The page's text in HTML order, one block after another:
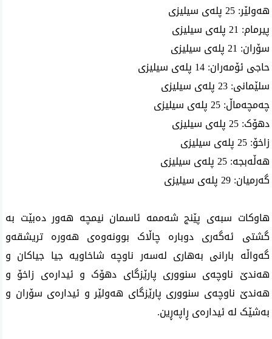
هەولێر: 25 پلەی سیلیزی
پیرمام: 21 پلەی سیلیزی
سۆران: 21 پلەی سیلیزی
حاجی ئۆمەران: 14 پلەی سیلیزی
سلێمانی: 23 پلەی سیلیزی
چەمچەماڵ: 25 پلەی سیلیزی
دهۆک: 25 پلەی سیلیزی
زاخۆ: 25 پلەی سیلیزی
هەڵەبجە: 25 پلەی سیلیزی
گەرمیان: 29 پلەی سیلیزی
هاوکات سبەى پێنج شەممە ئاسمان نیمچە هەور دەبێت بە
گشتی ئەگەری دوبارە چاڵاک بوونەوەی هەورە تریشقەو
گەواڵە بارانی بەهاری لەسەر ناوچە شاخاویە جیا جیاکان و
هەندێ ناوچەی سنووری پارێزگای دهۆک و ئیدارەی زاخۆ و
هەندێ ناوچەی سنووری پارێزگای هەولێر و ئیدارەی سۆران و
بەشێک لە ئیدارەی ڕاپەڕین.